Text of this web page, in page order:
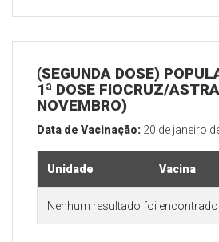
(SEGUNDA DOSE)
1ª DOSE FIOCRUZ/
NOVEMBRO)
Data de Vacinação: 20 de janeiro
Unidade Vacina
Nenhum resultado foi encontrado.